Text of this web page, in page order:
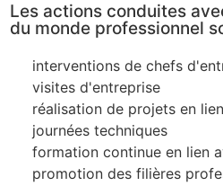
Les actions conduites
du monde professionnel
interventions de chefs
visites d'entreprise
réalisation de projets en
journées techniques
formation continue en lien
promotion des filières